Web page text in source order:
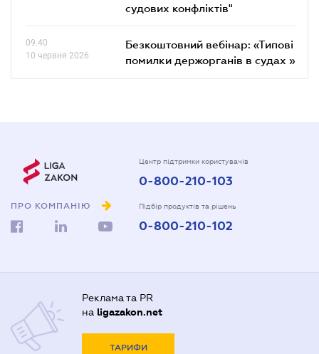
судових конфліктів"
09.40
10 червня 2026
Безкоштовний вебінар: «Типові
помилки держорганів в судах »
ПРО КОМПАНІЮ
Центр підтримки користувачів
0-800-210-103
Підбір продуктів та рішень
0-800-210-102
Реклама та PR
на ligazakon.net
ТАРИФИ